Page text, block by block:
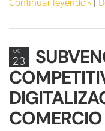
Continuar leyendo
OCT
23